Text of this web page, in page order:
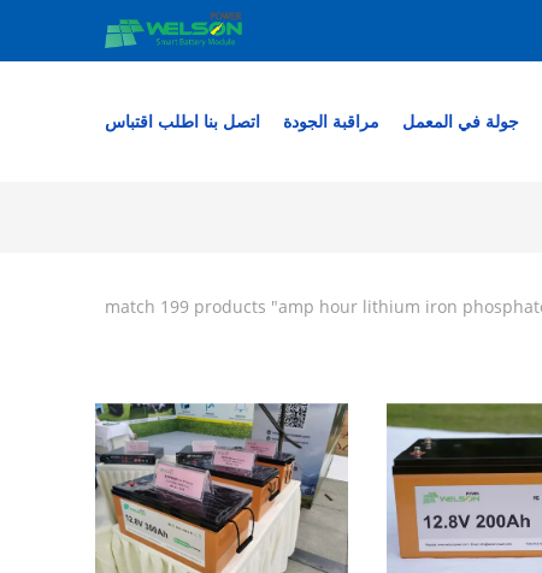
جولة في المعمل مراقبة الجودة اتصل بنا اطلب اقتباس
" match 199 products